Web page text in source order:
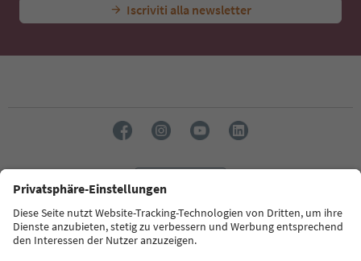
Iscriviti alla newsletter
Südtirol Guide App